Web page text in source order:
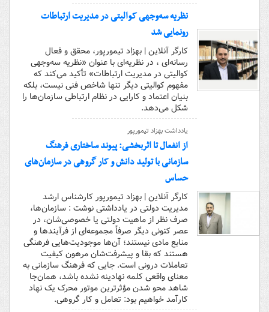
نظریه سه‌وجهی کوالیتی در مدیریت ارتباطات
رونمایی شد
کارگر آنلاین | بهزاد تیمورپور، محقق و فعال
رسانه‌ای ، در نظریه‌ای با عنوان «نظریه سه‌وجهی
کوالیتی در مدیریت ارتباطات» تأکید می‌کند که
مفهوم کوالیتی دیگر تنها شاخص فنی نیست، بلکه
بنیان اعتماد و کارایی در نظام ارتباطی سازمان‌ها را
شکل می‌دهد.
یادداشت بهزاد تیمورپور
از انفعال تا اثربخشی: پیوند ساختاری فرهنگ
سازمانی با تولید دانش و کار گروهی در سازمان‌های
حساس
کارگر آنلاین | بهزاد تیمورپور کارشناس ارشد
مدیریت دولتی در یادداشتی نوشت : سازمان‌ها،
صرف نظر از ماهیت دولتی یا خصوصی‌شان، در
عصر کنونی دیگر صرفاً مجموعه‌ای از فرآیندها و
منابع مادی نیستند؛ آن‌ها موجودیت‌هایی فرهنگی
هستند که بقا و پیشرفت‌شان مرهون کیفیت
تعاملات درونی است. جایی که فرهنگ سازمانی به
معنای واقعی کلمه نهادینه نشده باشد، همان‌جا
شاهد محو شدن مؤثرترین موتور محرک یک نهاد
کارآمد خواهیم بود: تعامل و کار گروهی.